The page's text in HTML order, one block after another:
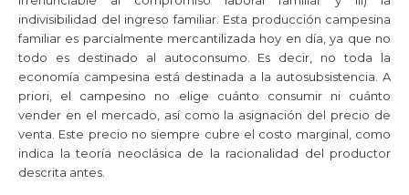
indivisibilidad del ingreso familiar. Esta producción campesina
familiar es parcialmente mercantilizada hoy en día, ya que no
todo es destinado al autoconsumo. Es decir, no toda la
economía campesina está destinada a la autosubsistencia. A
priori, el campesino no elige cuánto consumir ni cuánto
vender en el mercado, así como la asignación del precio de
venta. Este precio no siempre cubre el costo marginal, como
indica la teoría neoclásica de la racionalidad del productor
descrita antes.